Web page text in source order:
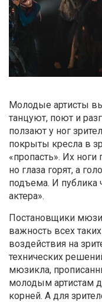
Молодые артисты
танцуют, поют и
ползают у ног
покрыты кресла в
«пропасть». Их
но глаза горят, а
подъема. И публика
актера».
Постановщики
важность всех
воздействия на
технических
мюзикла,
молодым артистам
корней. А для